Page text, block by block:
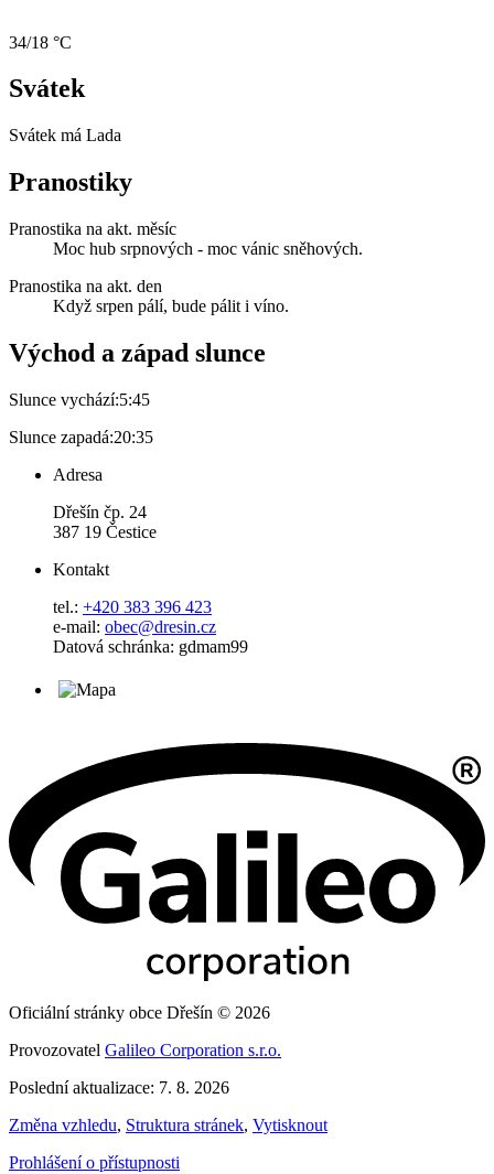
34/18 °C
Svátek
Svátek má Lada
Pranostiky
Pranostika na akt. měsíc
Moc hub srpnových - moc vánic sněhových.
Pranostika na akt. den
Když srpen pálí, bude pálit i víno.
Východ a západ slunce
Slunce vychází:5:45
Slunce zapadá:20:35
Adresa
Dřešín čp. 24
387 19 Čestice
Kontakt
tel.: +420 383 396 423
e-mail: obec@dresin.cz
Datová schránka: gdmam99
Oficiální stránky obce Dřešín © 2026
Provozovatel Galileo Corporation s.r.o.
Poslední aktualizace: 7. 8. 2026
Změna vzhledu, Struktura stránek, Vytisknout
Prohlášení o přístupnosti